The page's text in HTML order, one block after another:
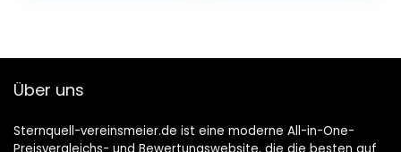
Über uns
Sternquell-vereinsmeier.de ist eine moderne All-in-One-